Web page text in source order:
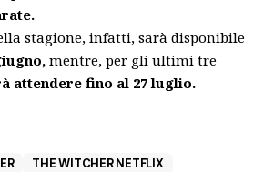
stagione, infatti, sarà disponibile
mentre, per gli ultimi tre
attendere fino al 27 luglio.
THE WITCHER NETFLIX